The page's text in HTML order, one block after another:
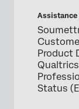
Assistance
Product
Status